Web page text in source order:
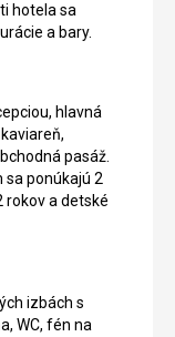
hotela sa
a bary.
hlavná
pasáž.
sa ponúkajú 2
rokov a detské
izbách s
WC, fén na